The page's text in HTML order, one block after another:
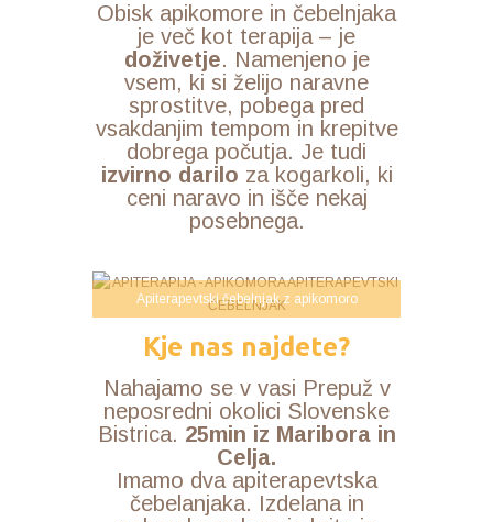
Obisk apikomore in čebelnjaka
je več kot terapija – je
doživetje. Namenjeno je
vsem, ki si želijo naravne
sprostitve, pobega pred
vsakdanjim tempom in krepitve
dobrega počutja. Je tudi
izvirno darilo za kogarkoli, ki
ceni naravo in išče nekaj
posebnega.
Apiterapevtski čebelnjak z apikomoro
Kje nas najdete?
Nahajamo se v vasi Prepuž v
neposredni okolici Slovenske
Bistrica. 25min iz Maribora in
Celja.
Imamo dva apiterapevtska
čebelanjaka. Izdelana in